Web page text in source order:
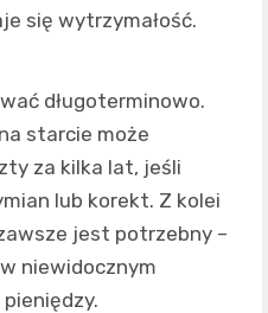
się wytrzymałość.
długoterminowo.
starcie może
za kilka lat, jeśli
lub korekt. Z kolei
jest potrzebny –
niewidocznym